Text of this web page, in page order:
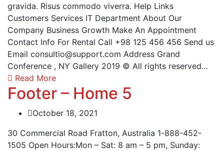
gravida. Risus commodo viverra. Help Links
Customers Services IT Department About Our
Company Business Growth Make An Appointment
Contact Info For Rental Call +98 125 456 456 Send us
Email consultio@support.com Address Grand
Conference , NY Gallery 2019 © All rights reserved…
Read More
Footer – Home 5
October 18, 2021
30 Commercial Road Fratton, Australia 1-888-452-
1505 Open Hours:Mon – Sat: 8 am – 5 pm, Sunday: